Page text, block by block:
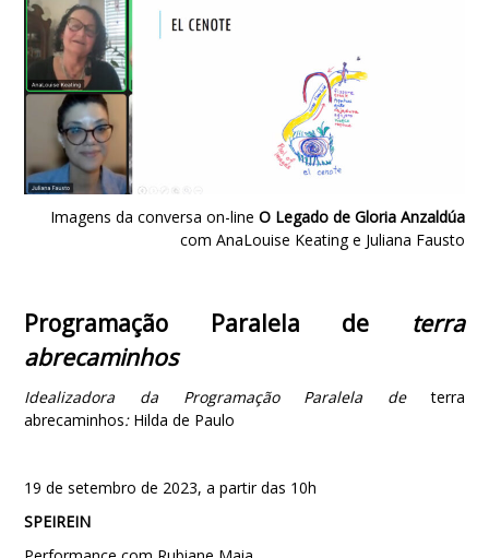
Imagens da conversa on-line O Legado de Gloria Anzaldúa
com AnaLouise Keating e Juliana Fausto
Programação Paralela de terra
abrecaminhos
Idealizadora da Programação Paralela deterra
abrecaminhos:Hilda de Paulo
19 de setembro de 2023, a partir das 10h
SPEIREIN